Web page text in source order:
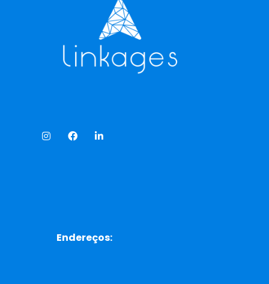
Endereços: